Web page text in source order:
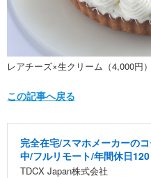
レアチーズ×生クリーム（4,000円）
この記事へ戻る
完全在宅/スマホメーカーの
中/フルリモート/年間休日
TDCX Japan株式会社